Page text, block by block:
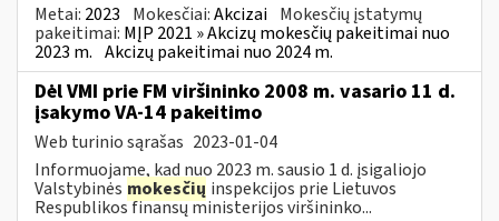
Metai: 2023 Mokesčiai:Akcizai Mokesčių įstatymų
pakeitimai: MĮP 2021 » Akcizų mokesčių pakeitimai nuo
2023 m. Akcizų pakeitimai nuo 2024 m.
Dėl VMI prie FM viršininko 2008 m. vasario 11 d.
įsakymo VA-14 pakeitimo
Web turinio sąrašas 2023-01-04
Informuojame, kad nuo 2023 m. sausio 1 d. įsigaliojo
Valstybinės mokesčių inspekcijos prie Lietuvos
Respublikos finansų ministerijos viršininko...